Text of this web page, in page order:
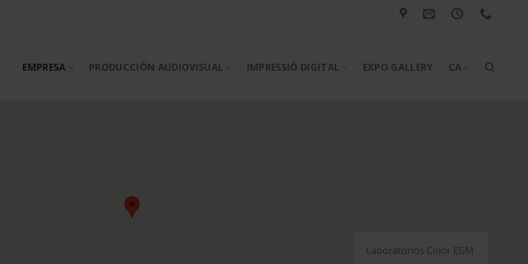
EMPRESA PRODUCCIÓN AUDIOVISUAL IMPRESSIÓ DIGITAL EXPO GALLERY CA
Laboratorios Color EGM